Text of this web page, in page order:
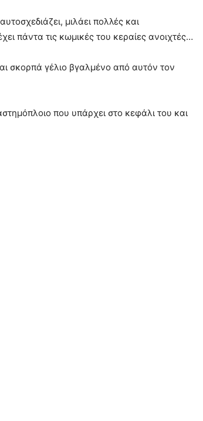
μιλάει πολλές και
πάντα τις κωμικές του κεραίες ανοιχτές…
σκορπά γέλιο βγαλμένο από αυτόν τον
που υπάρχει στο κεφάλι του και